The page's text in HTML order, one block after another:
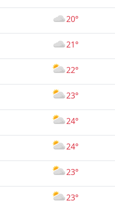
20°
21°
22°
23°
24°
24°
23°
23°